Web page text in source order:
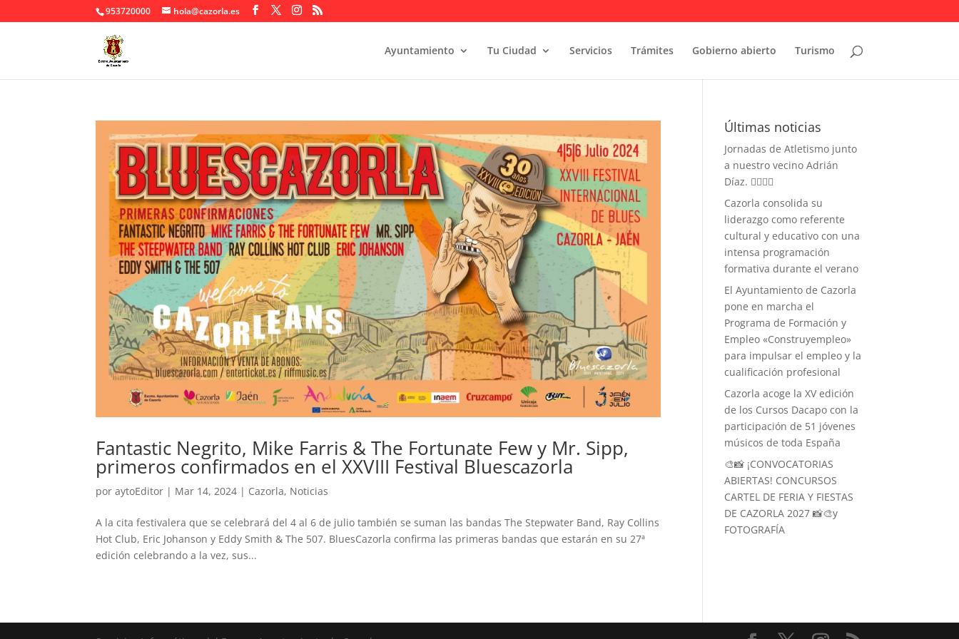
953720000 hola@cazorla.es
Ayuntamiento Tu Ciudad Servicios Trámites Gobierno abierto Turismo
Fantastic Negrito, Mike Farris & The Fortunate Few y Mr. Sipp,
primeros confirmados en el XXVIII Festival Bluescazorla
poraytoEditor | Mar 14, 2024 | Cazorla, Noticias
A la cita festivalera que se celebrará del 4 al 6 de julio también se suman las bandas The Stepwater Band, Ray Collins
Hot Club, Eric Johanson y Eddy Smith & The 507. BluesCazorla confirma las primeras bandas que estarán en su 27ª
edición celebrando a la vez, sus...
Últimas noticias
Jornadas de Atletismo junto
a nuestro vecino Adrián
Díaz. 🏃‍♀️🏃‍♂️
Cazorla consolida su
liderazgo como referente
cultural y educativo con una
intensa programación
formativa durante el verano
El Ayuntamiento de Cazorla
pone en marcha el
Programa de Formación y
Empleo «Construyempleo»
para impulsar el empleo y la
cualificación profesional
Cazorla acoge la XV edición
de los Cursos Dacapo con la
participación de 51 jóvenes
músicos de toda España
🎨📸 ¡CONVOCATORIAS
ABIERTAS! CONCURSOS
CARTEL DE FERIA Y FIESTAS
DE CAZORLA 2027 📸🎨y
FOTOGRAFÍA